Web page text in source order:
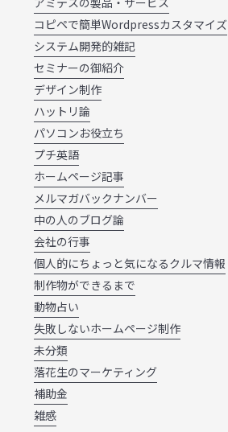
コピペで簡単Wordpressカスタマイズ
システム開発的雑記
セミナーの御紹介
デザイン制作
ハットリ論
パソコンお役立ち
プチ英語
ホームページ記事
メルマガバックナンバー
中の人のブログ論
会社の行事
個人的にちょっと気になるクルマ情報
制作物ができるまで
動物占い
失敗しないホームページ制作
未分類
落花生のマーケティング
補助金
雑感